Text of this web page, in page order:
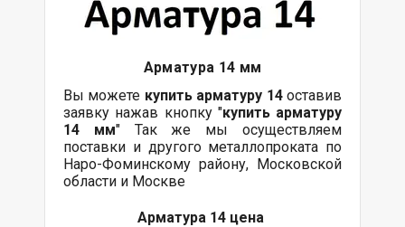
Арматура 14 мм
Вы можете купить арматуру 14оставив
заявку нажав кнопку "купить арматуру
14 мм" Так же мы осуществляем
поставки и другого металлопроката по
Наро-Фоминскому району, Московской
области и Москве
Арматура 14 цена